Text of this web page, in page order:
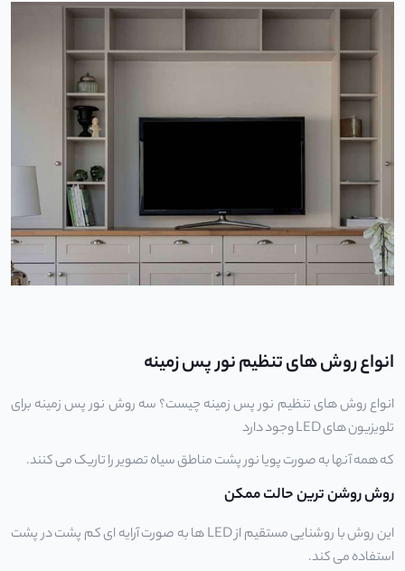
انواع روش های تنظیم نور پس زمینه
انواع روش های تنظیم نور پس زمینه چیست؟ سه روش نور پس زمینه برای
تلویزیون های LED وجود دارد
که همه آنها به صورت پویا نور پشت مناطق سیاه تصویر را تاریک می کنند.
روش روشن ترین حالت ممکن
این روش با روشنایی مستقیم از LED ها به صورت آرایه ای کم پشت در پشت
استفاده می کند.